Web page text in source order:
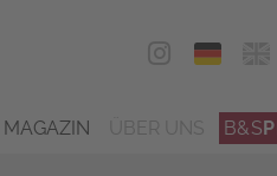
DEU
MAGAZIN B&S